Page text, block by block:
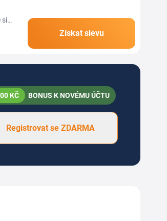
si
Získat slevu
KČ BONUS K NOVÉMU ÚČTU
Registrovat se ZDARMA